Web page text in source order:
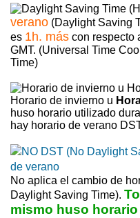
verano (Daylight Saving
es 1h. más con respecto
GMT. (Universal Time
Time)
Horario de invierno u
huso horario utilizado
hay horario de verano
No aplica el cambio de
Daylight Saving Time).
mismo huso horario